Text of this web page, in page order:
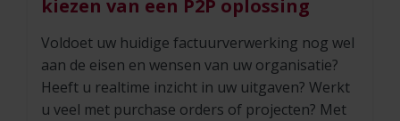
kiezen van een P2P oplossing
Voldoet uw huidige factuurverwerking nog wel
aan de eisen en wensen van uw organisatie?
Heeft u realtime inzicht in uw uitgaven? Werkt
u veel met purchase orders of projecten? Met